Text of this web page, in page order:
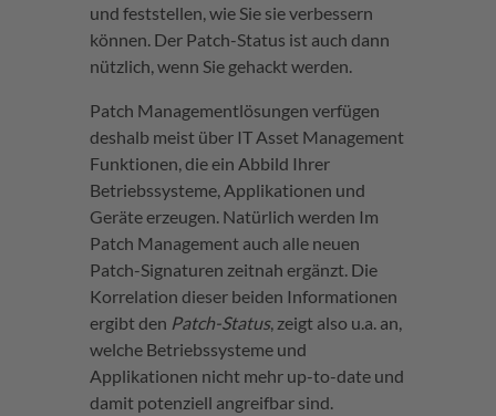
und feststellen, wie Sie sie verbessern
können. Der Patch-Status ist auch dann
nützlich, wenn Sie gehackt werden.
Patch Managementlösungen verfügen
deshalb meist über IT Asset Management
Funktionen, die ein Abbild Ihrer
Betriebssysteme, Applikationen und
Geräte erzeugen. Natürlich werden Im
Patch Management auch alle neuen
Patch-Signaturen zeitnah ergänzt. Die
Korrelation dieser beiden Informationen
ergibt den Patch-Status, zeigt also u.a. an,
welche Betriebssysteme und
Applikationen nicht mehr up-to-date und
damit potenziell angreifbar sind.